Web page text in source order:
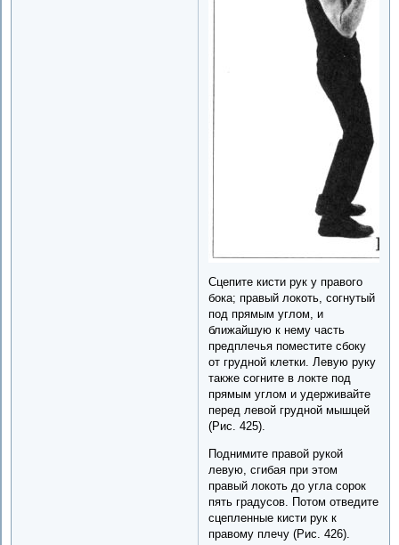
Сцепите кисти рук у правого
бока; правый локоть, согнутый
под прямым углом, и
ближайшую к нему часть
предплечья поместите сбоку
от грудной клетки. Левую руку
также согните в локте под
прямым углом и удерживайте
перед левой грудной мышцей
(Рис. 425).
Поднимите правой рукой
левую, сгибая при этом
правый локоть до угла сорок
пять градусов. Потом отведите
сцепленные кисти рук к
правому плечу (Рис. 426).